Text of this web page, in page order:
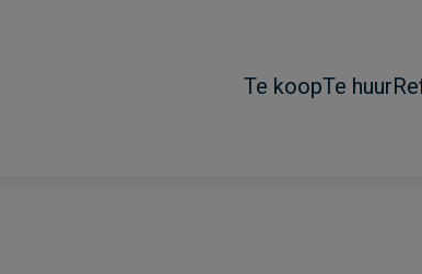
Te koopTe huur